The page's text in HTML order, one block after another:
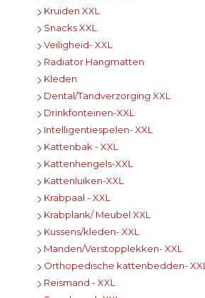
Kruiden XXL
Snacks XXL
Veiligheid- XXL
Radiator Hangmatten
Kleden
Dental/Tandverzorging XXL
Drinkfonteinen-XXL
Intelligentiespelen- XXL
Kattenbak - XXL
Kattenhengels-XXL
Kattenluiken-XXL
Krabpaal - XXL
Krabplank/ Meubel XXL
Kussens/kleden- XXL
Manden/Verstopplekken- XXL
Orthopedische kattenbedden- XXL
Reismand - XXL